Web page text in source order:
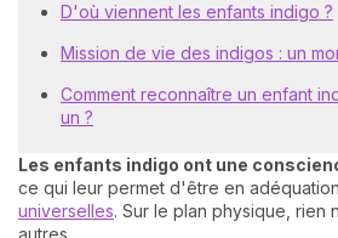
D'où viennent les enfants indigo ?
Mission de vie des indigos : un
Comment reconnaître un enfant
un ?
Les enfants indigo ont une
ce qui leur permet d'être en
universelles. Sur le plan physique, rien
autres.